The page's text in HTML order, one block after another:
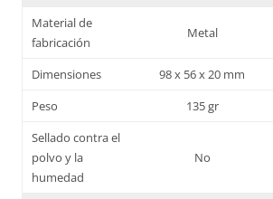
Material de
fabricación
Metal
Dimensiones 98 x 56 x 20 mm
Peso
135 gr
Sellado contra el
polvo y la
humedad
No